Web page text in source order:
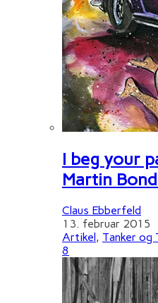
I beg your
Martin
Claus Ebberfeld
13. februar 2015
Artikel, Tanker
8